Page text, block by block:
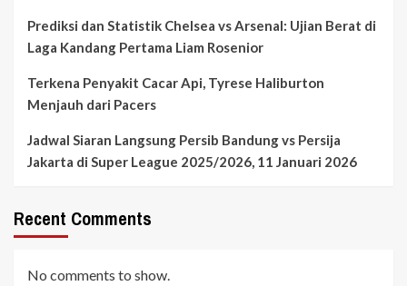
Prediksi dan Statistik Chelsea vs Arsenal: Ujian Berat di
Laga Kandang Pertama Liam Rosenior
Terkena Penyakit Cacar Api, Tyrese Haliburton
Menjauh dari Pacers
Jadwal Siaran Langsung Persib Bandung vs Persija
Jakarta di Super League 2025/2026, 11 Januari 2026
Recent Comments
No comments to show.